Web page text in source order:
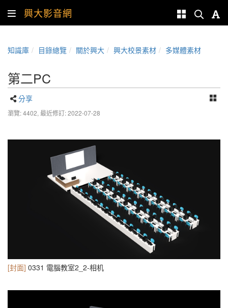
興大影音網
知識庫 目錄總覽 關於興大 興大校景素材 多媒體素材
第二PC
分享
瀏覽: 4402, 最近修訂: 2022-07-28
[封面] 0331 電腦教室2_2-相机